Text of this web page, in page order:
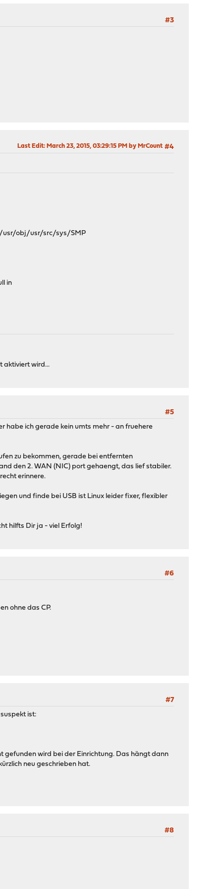
#3
#4
Last Edit: March 23, 2015, 03:29:15 PM by MrCount
usr/obj/usr/src/sys/SMP
in
aktiviert wird...
#5
habe ich gerade kein umts mehr - an fruehere
zu bekommen, gerade bei entfernten
den 2. WAN (NIC) port gehaengt, das lief stabiler.
erinnere.
und finde bei USB ist Linux leider fixer, flexibler
hilfts Dir ja - viel Erfolg!
#6
ohne das CP.
#7
ist:
gefunden wird bei der Einrichtung. Das hängt dann
neu geschrieben hat.
#8